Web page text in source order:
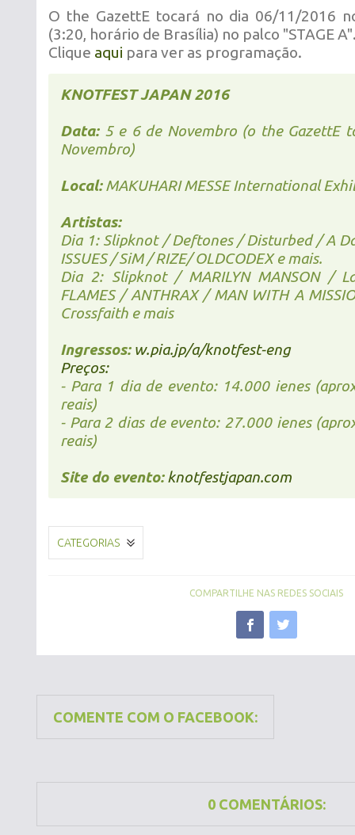
O the GazettE tocará no dia 06/11/2016
(3:20, horário de Brasília) no palco "STAGE
Clique aqui para ver as programação.
KNOTFEST JAPAN 2016
Data:5 e 6 de Novembro (o the GazettE
Novembro)
Local:MAKUHARI MESSE International
Artistas:
Dia 1: Slipknot / Deftones / Disturbed / A
ISSUES / SiM / RIZE/ OLDCODEX e mais.
Dia 2: Slipknot / MARILYN MANSON /
FLAMES / ANTHRAX / MAN WITH A
Crossfaith e mais
Ingressos: w.pia.jp/a/knotfest-eng
Preços:
- Para 1 dia de evento: 14.000 ienes
reais)
- Para 2 dias de evento: 27.000 ienes
reais)
Site do evento: knotfestjapan.com
CATEGORIAS
COMPARTILHE NAS REDES SOCIAIS
COMENTE COM O FACEBOOK:
0 COMENTÁRIOS: